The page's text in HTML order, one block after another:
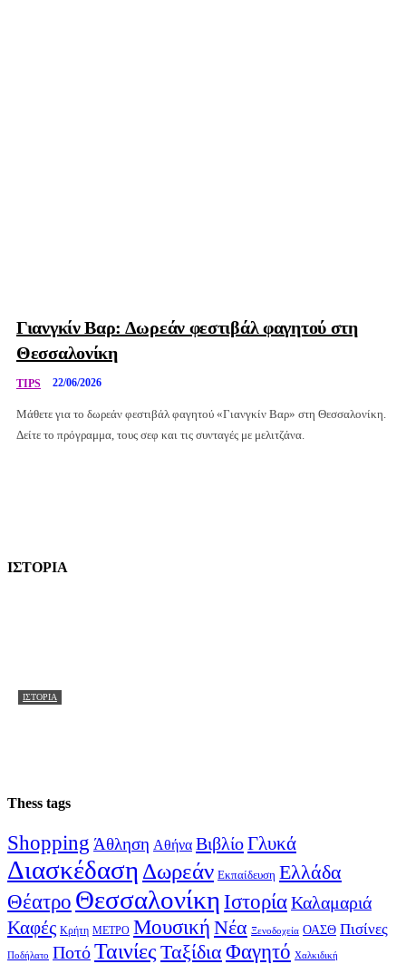
Γιανγκίν Βαρ: Δωρεάν φεστιβάλ φαγητού στη
Θεσσαλονίκη
TIPS 22/06/2026
Μάθετε για το δωρεάν φεστιβάλ φαγητού «Γιανγκίν Βαρ» στη Θεσσαλονίκη.
Δείτε το πρόγραμμα, τους σεφ και τις συνταγές με μελιτζάνα.
ΙΣΤΟΡΙΑ
ΙΣΤΟΡΊΑ
Thess tags
Shopping Άθληση Αθήνα ΒιβλίοΓλυκά
Διασκέδαση Δωρεάν Εκπαίδευση Ελλάδα
Θέατρο Θεσσαλονίκη ΙστορίαΚαλαμαριά
Καφές Κρήτη ΜΕΤΡΟ Μουσική Νέα Ξενοδοχεία ΟΑΣΘ Πισίνες
Ποδήλατο ΠοτόΤαινίες Ταξίδια Φαγητό Χαλκιδική